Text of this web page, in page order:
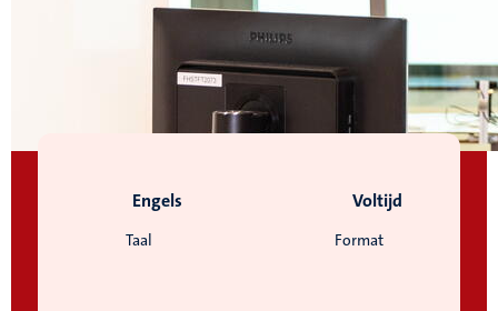
Taal
Engels
Format
Voltijd